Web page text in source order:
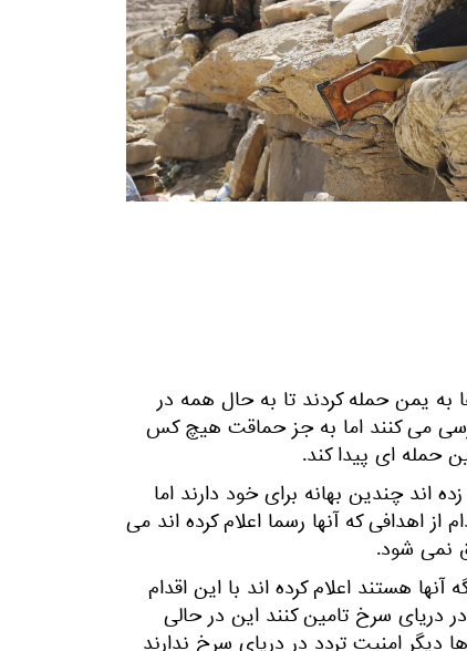
به یمن حمله کردند تا به حال همه در
می کنند اما به جز حماقت هیچ کس
حمله ای پیدا کند.
اند چندین بهانه برای خود دارند اما
اهدافی که آنها رسما اعلام کرده اند می
نمی شود.
هستند اعلام کرده اند با این اقدام
دریای سرخ تامین کنند این در حالی